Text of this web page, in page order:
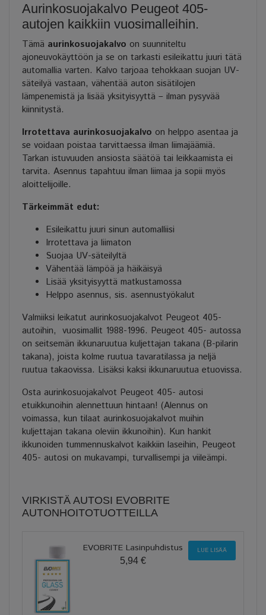
Aurinkosuojakalvo Peugeot 405-
autojen kaikkiin vuosimalleihin.
Tämä aurinkosuojakalvo on suunniteltu
ajoneuvokäyttöön ja se on tarkasti esileikattu juuri tätä
automallia varten. Kalvo tarjoaa tehokkaan suojan UV-
säteilyä vastaan, vähentää auton sisätilojen
lämpenemistä ja lisää yksityisyyttä – ilman pysyvää
kiinnitystä.
Irrotettava aurinkosuojakalvo on helppo asentaa ja
se voidaan poistaa tarvittaessa ilman liimajäämiä.
Tarkan istuvuuden ansiosta säätöä tai leikkaamista ei
tarvita. Asennus tapahtuu ilman liimaa ja sopii myös
aloittelijoille.
Tärkeimmät edut:
Esileikattu juuri sinun automalliisi
Irrotettava ja liimaton
Suojaa UV-säteilyltä
Vähentää lämpöä ja häikäisyä
Lisää yksityisyyttä matkustamossa
Helppo asennus, sis. asennustyökalut
Valmiiksi leikatut aurinkosuojakalvot Peugeot 405-
autoihin, vuosimallit 1988-1996. Peugeot 405- autossa
on seitsemän ikkunaruutua kuljettajan takana (B-pilarin
takana), joista kolme ruutua tavaratilassa ja neljä
ruutua takaovissa. Lisäksi kaksi ikkunaruutua etuovissa.
Osta aurinkosuojakalvot Peugeot 405- autosi
etuikkunoihin alennettuun hintaan! (Alennus on
voimassa, kun tilaat aurinkosuojakalvot muihin
kuljettajan takana oleviin ikkunoihin). Kun hankit
ikkunoiden tummennuskalvot kaikkiin laseihin, Peugeot
405- autosi on mukavampi, turvallisempi ja viileämpi.
VIRKISTÄ AUTOSI EVOBRITE
AUTONHOITOTUOTTEILLA
EVOBRITE Lasinpuhdistus
5,94 €
LUE LISÄÄ